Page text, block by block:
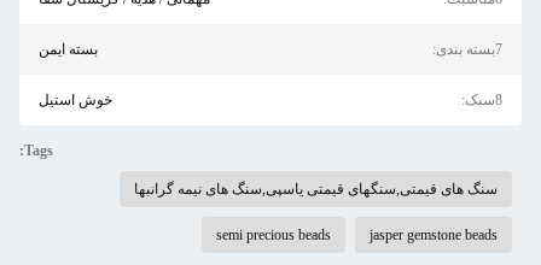
7بسته بندی: بسته ایمن
8سبک: خوش استیل
Tags:
سنگ های قیمتی,سنگهای قیمتی یاسپی,سنگ های نیمه گرانبها
jasper gemstone beads
semi precious beads